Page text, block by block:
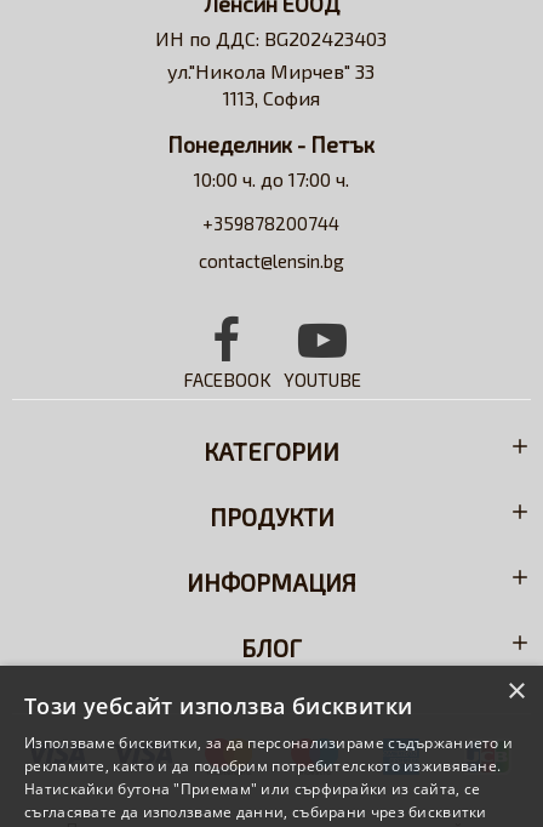
решение за всеки потребител на контактни лещи.
Достъпни сме за професионални съвети и
съдействие относно избора на контактни лещи и
ИН по ДДС: BG202423403
ул."Никола Мирчев" 33
1113, София
Понеделник - Петък
10:00 ч. до 17:00 ч.
+359878200744
contact@lensin.bg
FACEBOOK YOUTUBE
КАТЕГОРИИ
ПРОДУКТИ
ИНФОРМАЦИЯ
БЛОГ
×
Този уебсайт използва бисквитки
Използваме бисквитки, за да персонализираме съдържанието и
рекламите, както и да подобрим потребителското изживяване.
Натискайки бутона "Приемам" или сърфирайки из сайта, се
съгласявате да използваме данни, събирани чрез бисквитки